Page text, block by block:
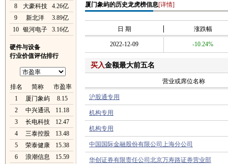
8
大豪科技
4.26亿
9
新北洋
3.89亿
10 银河电子 3.16亿
硬件与设备
行业价值评估排行
排名 简称
市盈率
1
厦门象屿
8.15
2
中兴通讯
11.18
3
长电科技
12.47
4
三泰控股
13.48
5
荣泰健康
15.38
6
浪潮信息
15.59
厦门象屿的历史龙虎榜信息[详情]
日 期 涨跌幅
2022-12-09 -10.24%
买入金额最大前五名
营业或席位名称
沪股通专用
机构专用
机构专用
中国国际金融股份有限公司上海分公司
华创证券有限责任公司北京万寿路证券营业部